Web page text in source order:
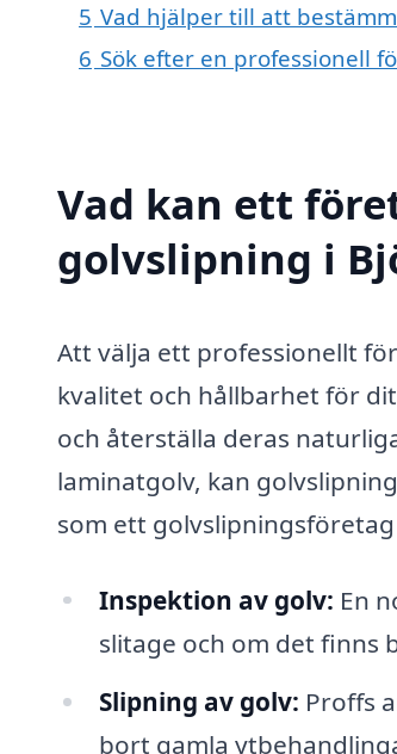
5 Vad hjälper till att
6 Sök efter en professionell
Vad kan ett
golvslipning i
Att välja ett professionellt
kvalitet och hållbarhet för
och återställa deras
laminatgolv, kan
som ett
Inspektion av golv: En
slitage och om det finns
Slipning av golv: Proffs
bort gamla